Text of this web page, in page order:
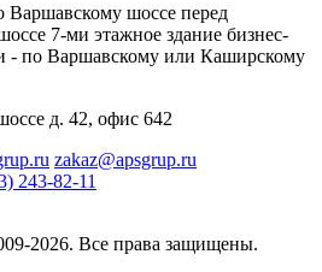
шоссе перед
7-ми этажное здание бизнес-
- по Варшавскому или Каширскому
д. 42, офис 642
zakaz@apsgrup.ru
243-82-11
2026. Все права защищены.